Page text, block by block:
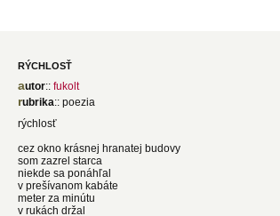
rýchlosť
autor:: fukolt
rubrika:: poezia
rýchlosť
cez okno krásnej hranatej budovy
som zazrel starca
niekde sa ponáhľal
v prešívanom kabáte
meter za minútu
v rukách držal